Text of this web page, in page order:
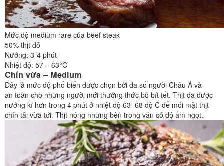
Mức độ medium rare của beef steak
50% thịt đỏ
Nướng: 3-4 phút
Nhiệt độ: 57 – 63°C
Chín vừa – Medium
Đây là mức độ phổ biến được chọn bởi đa số người Châu Á và
an toàn cho những người mới thưởng thức bò bít tết. Thịt đã được
nướng kĩ hơn trong 4 phút ở nhiệt độ 63–68 độ C để mỗi mặt thịt
chín tái vừa tới. Thịt nóng nhưng bên trong vẫn có độ ẩm ngọt.